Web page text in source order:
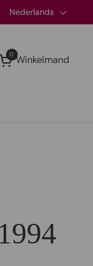
Taal
Nederlands
Winkelwagentje
Winkelmand
0